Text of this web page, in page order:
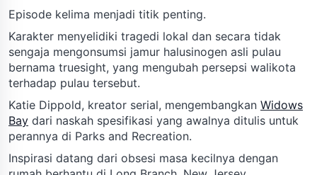
Episode kelima menjadi titik penting.
Karakter menyelidiki tragedi lokal dan secara tidak
sengaja mengonsumsi jamur halusinogen asli pulau
bernama truesight, yang mengubah persepsi walikota
terhadap pulau tersebut.
Katie Dippold, kreator serial, mengembangkan Widows
Bay dari naskah spesifikasi yang awalnya ditulis untuk
perannya di Parks and Recreation.
Inspirasi datang dari obsesi masa kecilnya dengan